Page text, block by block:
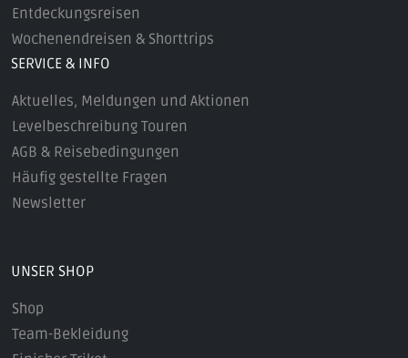
Entdeckungsreisen
Wochenendreisen & Shorttrips
SERVICE & INFO
Aktuelles, Meldungen und Aktionen
Levelbeschreibung Touren
AGB & Reisebedingungen
Häufig gestellte Fragen
Newsletter
UNSER SHOP
Shop
Team-Bekleidung